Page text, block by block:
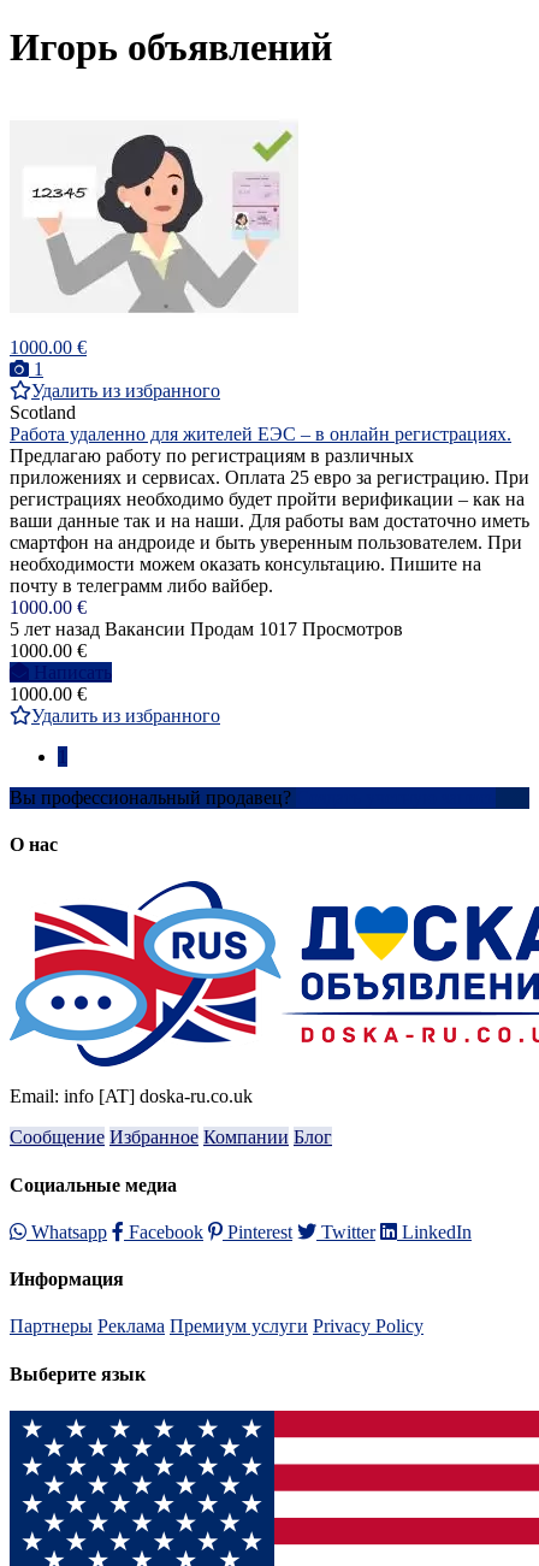
Игорь объявлений
1000.00 €
1
Удалить из избранного
Scotland
Работа удаленно для жителей ЕЭС – в онлайн регистрациях.
Предлагаю работу по регистрациям в различных
приложениях и сервисах. Оплата 25 евро за регистрацию. При
регистрациях необходимо будет пройти верификации – как на
ваши данные так и на наши. Для работы вам достаточно иметь
смартфон на андроиде и быть уверенным пользователем. При
необходимости можем оказать консультацию. Пишите на
почту в телеграмм либо вайбер.
1000.00 €
5 лет назад Вакансии Продам 1017 Просмотров
1000.00 €
Написать
1000.00 €
Удалить из избранного
Вы профессиональный продавец?
О нас
Email: info [AT] doska-ru.co.uk
Сообщение Избранное Компании Блог
Социальные медиа
Whatsapp Facebook Pinterest Twitter LinkedIn
Информация
Партнеры Реклама Премиум услуги Privacy Policy
Выберите язык